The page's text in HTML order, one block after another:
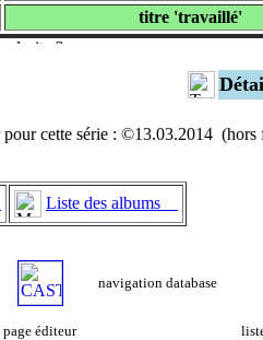
titre 'travaillé'
pour cette série : ©13.03.2014 (hors
Liste des albums
navigation database
page éditeur